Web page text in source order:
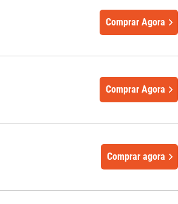
Comprar Agora
Comprar Agora
Comprar agora